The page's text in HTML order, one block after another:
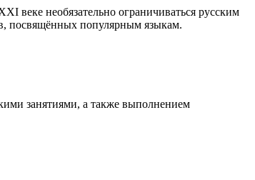
веке необязательно ограничиваться русским
посвящённых популярным языкам.
занятиями, а также выполнением